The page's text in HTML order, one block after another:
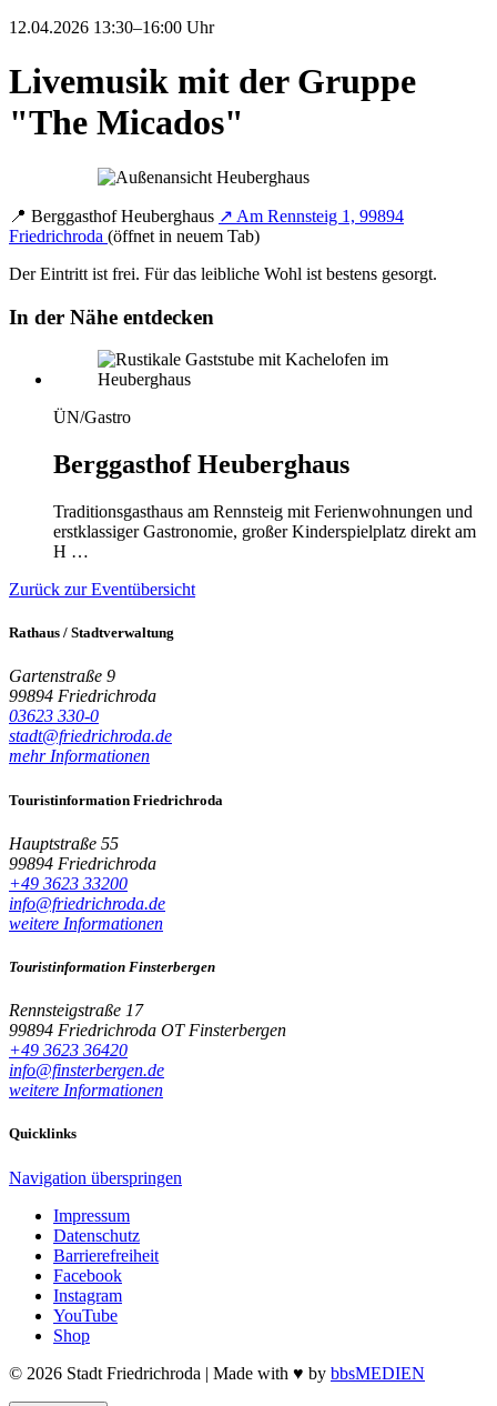
12.04.2026 13:30–16:00 Uhr
Livemusik mit der Gruppe
"The Micados"
📍 Berggasthof Heuberghaus ↗ Am Rennsteig 1, 99894
Friedrichroda (öffnet in neuem Tab)
Der Eintritt ist frei. Für das leibliche Wohl ist bestens gesorgt.
In der Nähe entdecken
ÜN/Gastro
Berggasthof Heuberghaus
Traditionsgasthaus am Rennsteig mit Ferienwohnungen und
erstklassiger Gastronomie, großer Kinderspielplatz direkt am
H …
Zurück zur Eventübersicht
Rathaus / Stadtverwaltung
Gartenstraße 9
99894 Friedrichroda
03623 330-0
stadt@friedrichroda.de
mehr Informationen
Touristinformation Friedrichroda
Hauptstraße 55
99894 Friedrichroda
+49 3623 33200
info@friedrichroda.de
weitere Informationen
Touristinformation Finsterbergen
Rennsteigstraße 17
99894 Friedrichroda OT Finsterbergen
+49 3623 36420
info@finsterbergen.de
weitere Informationen
Quicklinks
Navigation überspringen
Impressum
Datenschutz
Barrierefreiheit
Facebook
Instagram
YouTube
Shop
© 2026 Stadt Friedrichroda | Made with ♥ by bbsMEDIEN